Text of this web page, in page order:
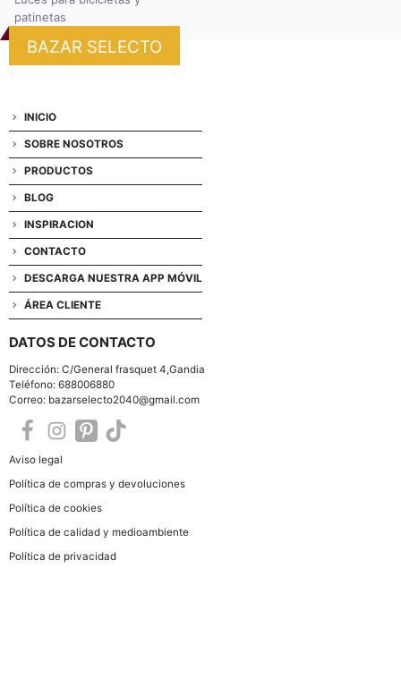
patinetas
BAZAR SELECTO
INICIO
SOBRE NOSOTROS
PRODUCTOS
BLOG
INSPIRACION
CONTACTO
DESCARGA NUESTRA APP MÓVIL
ÁREA CLIENTE
DATOS DE CONTACTO
Dirección: C/General frasquet 4,Gandia
Teléfono: 688006880
Correo: bazarselecto2040@gmail.com
Aviso legal
Política de compras y devoluciones
Política de cookies
Política de calidad y medioambiente
Política de privacidad